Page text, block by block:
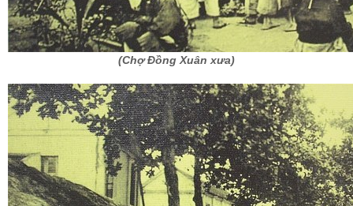
(Chợ Đồng Xuân xưa)